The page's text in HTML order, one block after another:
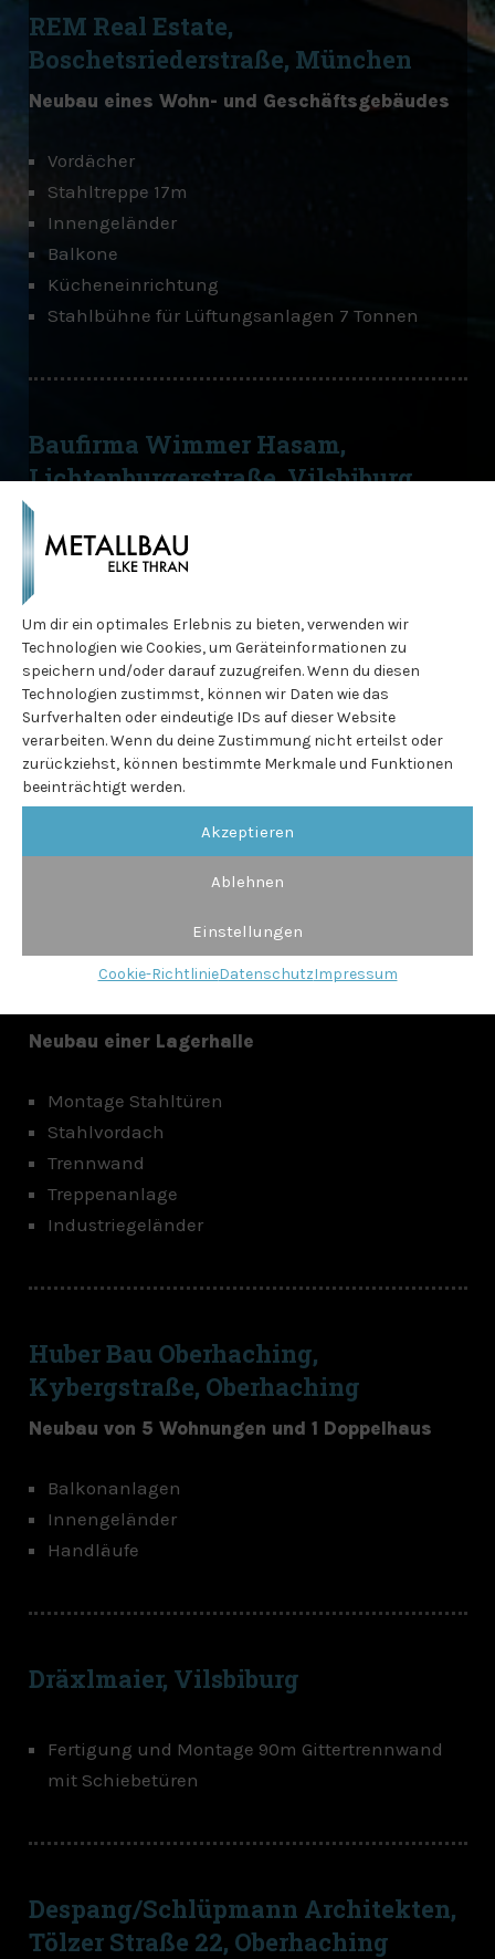
Um dir ein optimales Erlebnis zu bieten, verwenden wir
Technologien wie Cookies, um Geräteinformationen zu
speichern und/oder darauf zuzugreifen. Wenn du diesen
Technologien zustimmst, können wir Daten wie das
Surfverhalten oder eindeutige IDs auf dieser Website
verarbeiten. Wenn du deine Zustimmung nicht erteilst oder
zurückziehst, können bestimmte Merkmale und Funktionen
beeinträchtigt werden.
Akzeptieren
Ablehnen
Einstellungen
Cookie-RichtlinieDatenschutzImpressum
Leistungen
Team
Referenzen
Projekte
Kontakt
REM Real Estate,
Boschetsriederstraße, München
Neubau eines Wohn- und Geschäftsgebäudes
Vordächer
Stahltreppe 17m
Innengeländer
Balkone
Kücheneinrichtung
Stahlbühne für Lüftungsanlagen 7 Tonnen
Baufirma Wimmer Hasam,
Lichtenburgerstraße, Vilsbiburg
Neubau Dreispänner
Französische Balkone
Vordächer
Dräxlmaier, Vilsbiburg
Fahrrad Unterstellplatz 25m
Neubau einer Lagerhalle
Montage Stahltüren
Stahlvordach
Trennwand
Treppenanlage
Industriegeländer
Huber Bau Oberhaching,
Kybergstraße, Oberhaching
Neubau von 5 Wohnungen und 1 Doppelhaus
Balkonanlagen
Innengeländer
Handläufe
Dräxlmaier, Vilsbiburg
Fertigung und Montage 90m Gittertrennwand
mit Schiebetüren
Despang/Schlüpmann Architekten,
Tölzer Straße 22, Oberhaching